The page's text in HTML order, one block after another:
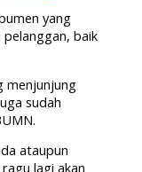
yang
baik
menjunjung
sudah
ataupun
lagi akan